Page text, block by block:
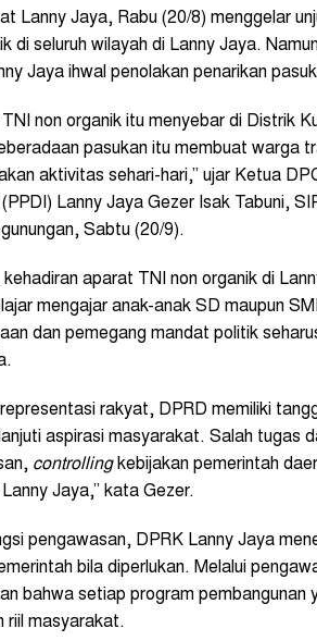
Lanny Jaya, Rabu (20/8) menggelar
di seluruh wilayah di Lanny Jaya.
Jaya ihwal penolakan penarikan
TNI non organik itu menyebar di Distrik
pasukan itu membuat warga
aktivitas sehari-hari,” ujar Ketua
(PPDI) Lanny Jaya Gezer Isak Tabuni,
Sabtu (20/9).
aparat TNI non organik di
mengajar anak-anak SD maupun
dan pemegang mandat politik
rakyat, DPRD memiliki
aspirasi masyarakat. Salah tugas
controllingkebijakan pemerintah
Jaya,” kata Gezer.
pengawasan, DPRK Lanny Jaya
bila diperlukan. Melalui
bahwa setiap program pembangunan
riil masyarakat.